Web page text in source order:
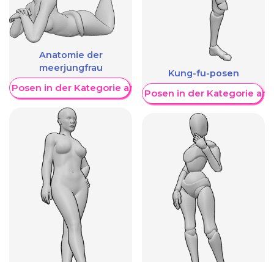
Anatomie der
meerjungfrau
Posen in der Kategorie anzeigen
Kung-fu-posen
Weitere Posen in der Kategorie